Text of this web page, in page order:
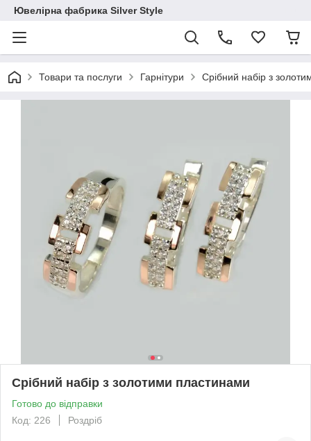
Ювелірна фабрика Silver Style
Товари та послуги Гарнітури Срібний набір з
Срібний набір з золотими пластинами
Готово до відправки
Код: 226
Роздріб